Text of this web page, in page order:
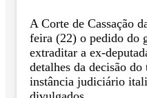
A Corte de Cassação
feira (22) o pedido do
extraditar a ex-
detalhes da decisão
instância judiciário